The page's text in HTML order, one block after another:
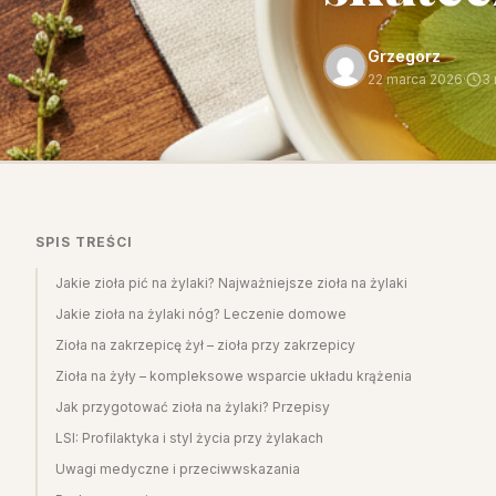
Grzegorz
22 marca 2026· 3
SPIS TREŚCI
Jakie zioła pić na żylaki? Najważniejsze zioła na żylaki
Jakie zioła na żylaki nóg? Leczenie domowe
Zioła na zakrzepicę żył – zioła przy zakrzepicy
Zioła na żyły – kompleksowe wsparcie układu krążenia
Jak przygotować zioła na żylaki? Przepisy
LSI: Profilaktyka i styl życia przy żylakach
Uwagi medyczne i przeciwwskazania